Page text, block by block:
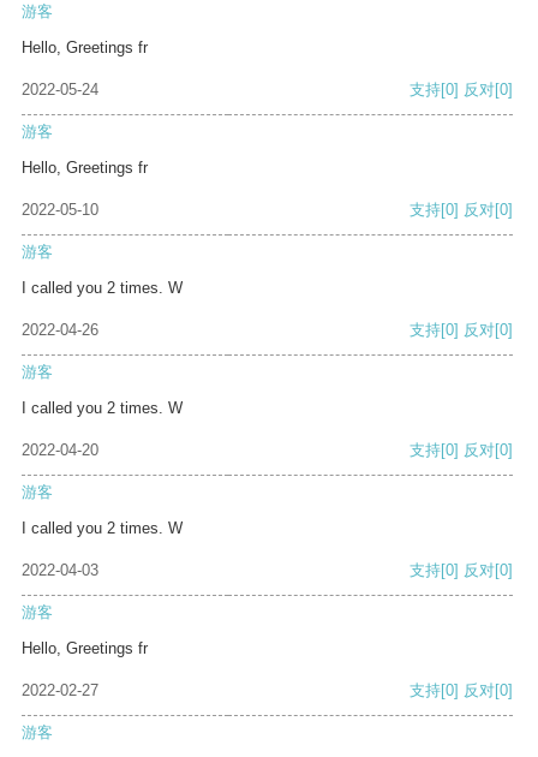
游客
Hello, Greetings fr
2022-05-24 支持[0] 反对[0]
游客
Hello, Greetings fr
2022-05-10 支持[0] 反对[0]
游客
I called you 2 times. W
2022-04-26 支持[0] 反对[0]
游客
I called you 2 times. W
2022-04-20 支持[0] 反对[0]
游客
I called you 2 times. W
2022-04-03 支持[0] 反对[0]
游客
Hello, Greetings fr
2022-02-27 支持[0] 反对[0]
游客